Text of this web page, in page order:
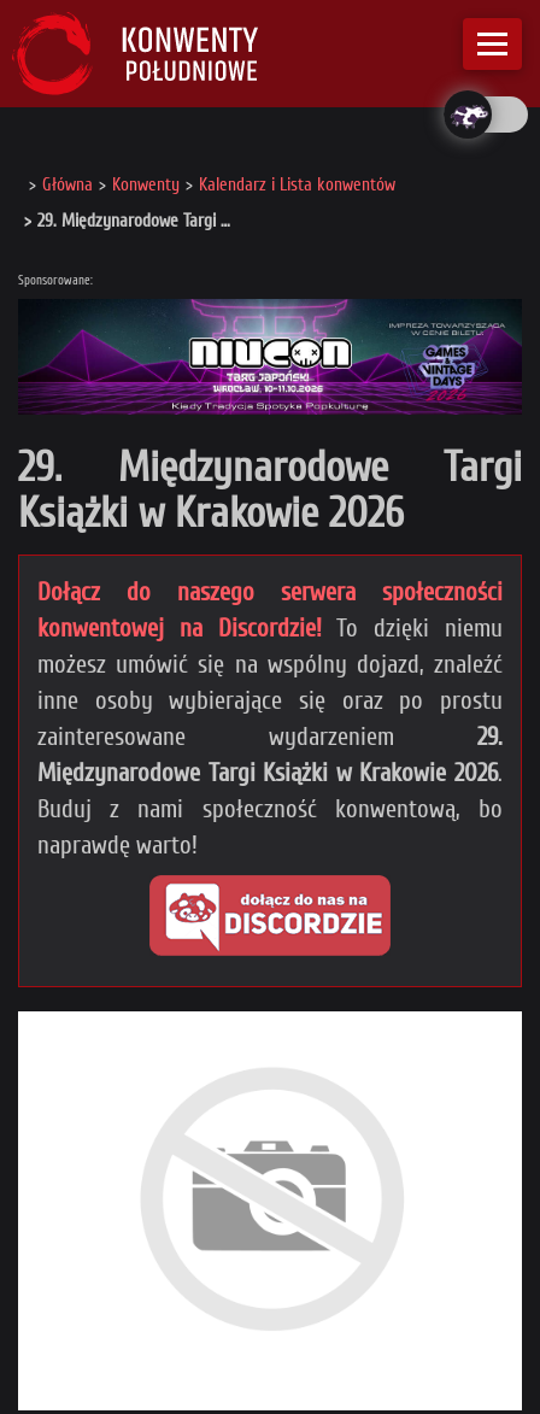
Główna Konwenty
Kalendarz i Lista konwentów
29. Międzynarodowe Targi …
Sponsorowane:
29. Międzynarodowe Targi
Książki w Krakowie 2026
Dołącz do naszego serwera społeczności
konwentowej na Discordzie!To dzięki niemu
możesz umówić się na wspólny dojazd, znaleźć
inne osoby wybierające się oraz po prostu
zainteresowane wydarzeniem 29.
Międzynarodowe Targi Książki w Krakowie 2026.
Buduj z nami społeczność konwentową, bo
naprawdę warto!